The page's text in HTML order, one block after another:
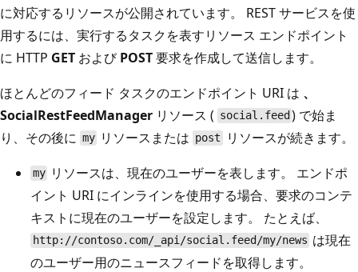
に対応するリソースが公開されています。 REST サービスを使
用するには、実行するタスクを表すリソース エンドポイント
に HTTP GET およびPOST要求を作成して送信します。
ほとんどのフィード タスクのエンドポイント URI は 、
SocialRestFeedManager リソース ( social.feed ) で始ま
り、その後に my リソースまたは post リソースが続きます。
my リソースは、現在のユーザーを表します。 エンドポ
イント URI にインラインを使用する場合、要求のコンテ
キストに現在のユーザーを設定します。 たとえば、
http://contoso.com/_api/social.feed/my/news は現在
のユーザー用のニュースフィードを取得します。